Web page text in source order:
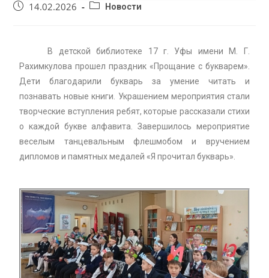
14.02.2026 Новости
В детской библиотеке 17 г. Уфы имени М. Г.
Рахимкулова прошел праздник «Прощание с букварем».
Дети благодарили букварь за умение читать и
познавать новые книги. Украшением мероприятия стали
творческие вступления ребят, которые рассказали стихи
о каждой букве алфавита. Завершилось мероприятие
веселым танцевальным флешмобом и вручением
дипломов и памятных медалей «Я прочитал букварь».